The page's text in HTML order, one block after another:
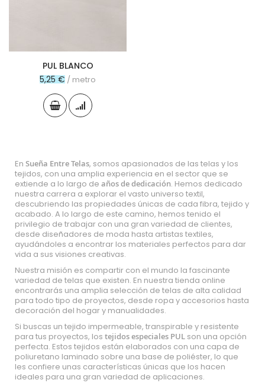
PUL BLANCO
5,25 € / metro
En Sueña Entre Telas, somos apasionados de las telas y los
tejidos, con una amplia experiencia en el sector que se
extiende a lo largo de años de dedicación. Hemos dedicado
nuestra carrera a explorar el vasto universo textil,
descubriendo las propiedades únicas de cada fibra, tejido y
acabado. A lo largo de este camino, hemos tenido el
privilegio de trabajar con una gran variedad de clientes,
desde diseñadores de moda hasta artistas textiles,
ayudándoles a encontrar los materiales perfectos para dar
vida a sus visiones creativas.
Nuestra misión es compartir con el mundo la fascinante
variedad de telas que existen. En nuestra tienda online
encontrarás una amplia selección de telas de alta calidad
para todo tipo de proyectos, desde ropa y accesorios hasta
decoración del hogar y manualidades.
Si buscas un tejido impermeable, transpirable y resistente
para tus proyectos, los tejidos especiales PUL son una opción
perfecta. Estos tejidos están elaborados con una capa de
poliuretano laminado sobre una base de poliéster, lo que
les confiere unas características únicas que los hacen
ideales para una gran variedad de aplicaciones.